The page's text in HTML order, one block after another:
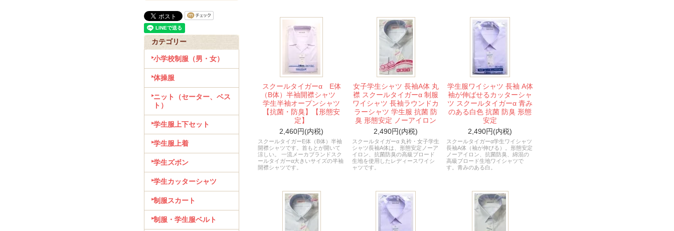
カテゴリー
小学校制服（男・女）
体操服
ニット（セーター、ベス
ト）
学生服上下セット
学生服上着
学生ズボン
学生カッターシャツ
制服スカート
制服・学生服ベルト
スクールタイガーα E体
（B体）半袖開襟シャツ
学生半袖オープンシャツ
【抗菌・防臭】【形態安
定】
2,460円(内税)
スクールタイガーE体（B体）半袖
開襟シャツです。首もとが開いて
涼しい。 一流メーカブランドスク
ールタイガーα大きいサイズの半袖
開襟シャツです。
女子学生シャツ 長袖A体 丸
襟 スクールタイガーα 制服
ワイシャツ 長袖ラウンドカ
ラーシャツ 学生服 抗菌 防
臭 形態安定 ノーアイロン
2,490円(内税)
スクールタイガーα 丸衿・女子学生
シャツ長袖A体は、形態安定ノーア
イロン、抗菌防臭の高級ブロード
生地を使用したレディースワイシ
ャツです。
学生服ワイシャツ 長袖 A体
袖が伸ばせるカッターシャ
ツ スクールタイガーα 青み
のある白色 抗菌 防臭 形態
安定
2,490円(内税)
スクールタイガーα学生ワイシャツ
長袖A体（袖が伸びる）。形態安定
ノーアイロン、抗菌防臭、綿混の
高級ブロード生地ワイシャツで
す。青みのある白。